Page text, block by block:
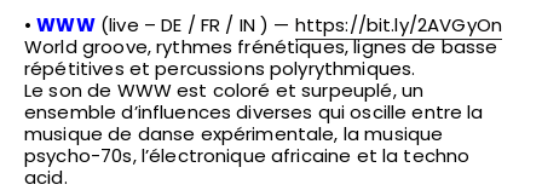
•WWW(live – DE / FR / IN ) — https://bit.ly/2AVGyOn
World groove, rythmes frénétiques, lignes de basse
répétitives et percussions polyrythmiques.
Le son de WWW est coloré et surpeuplé, un
ensemble d’influences diverses qui oscille entre la
musique de danse expérimentale, la musique
psycho-70s, l’électronique africaine et la techno
acid.